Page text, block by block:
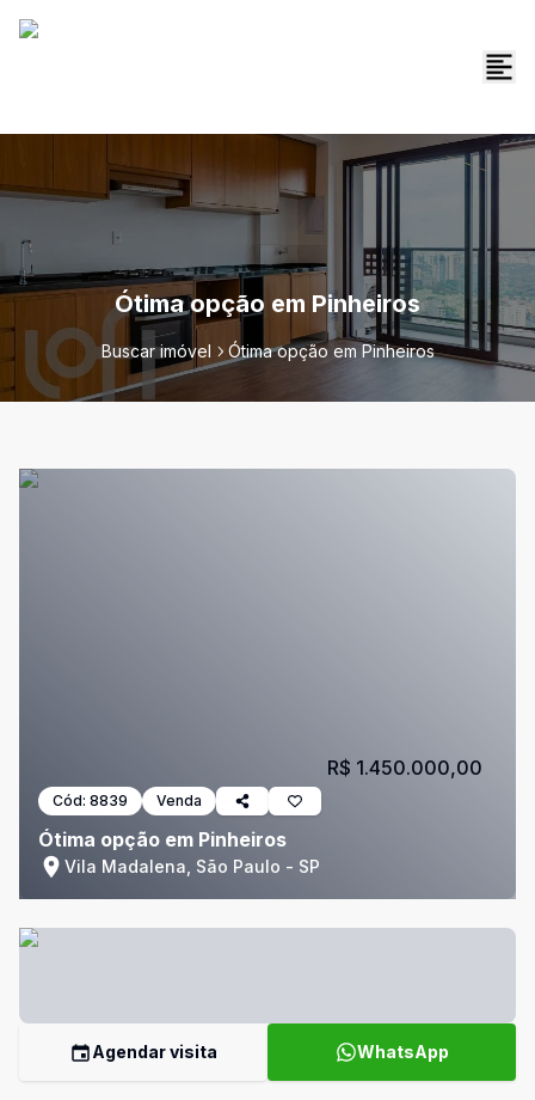
Ótima opção em Pinheiros
Buscar imóvel Ótima opção em Pinheiros
Cód: 8839 Venda
Ótima opção em Pinheiros
Vila Madalena, São Paulo - SP
R$ 1.450.000,00
Agendar visita WhatsApp